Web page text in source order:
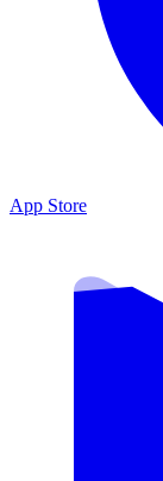
App Store